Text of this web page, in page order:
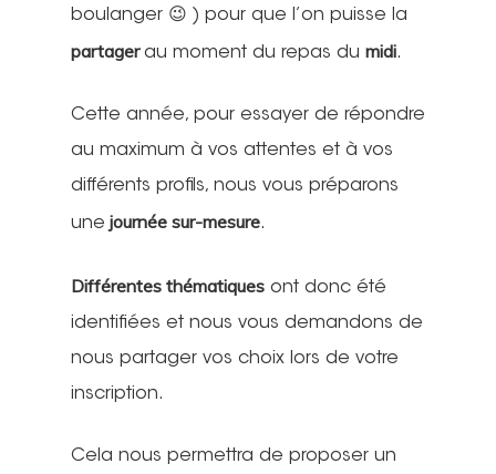
boulanger 😉 ) pour que l’on puisse la
partagerau moment du repas du midi.
Cette année, pour essayer de répondre
au maximum à vos attentes et à vos
différents profils, nous vous préparons
une journée sur-mesure.
Différentes thématiques ont donc été
identifiées et nous vous demandons de
nous partager vos choix lors de votre
inscription.
Cela nous permettra de proposer un